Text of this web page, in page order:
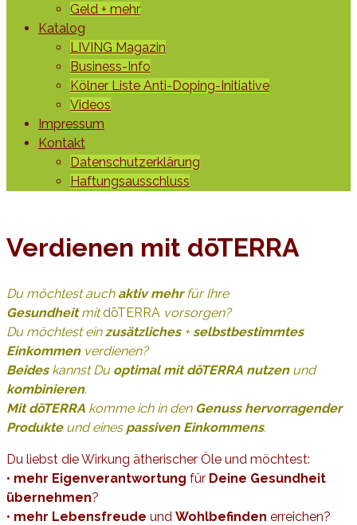
Geld + mehr
Katalog
LIVING Magazin
Business-Info
Kölner Liste Anti-Doping-Initiative
Videos
Impressum
Kontakt
Datenschutzerklärung
Haftungsausschluss
Verdienen mit dōTERRA
Du möchtest auch aktiv mehrfür Ihre
Gesundheitmit dōTERRA vorsorgen?
Du möchtest ein zusätzliches+selbstbestimmtes
Einkommen verdienen?
Beideskannst Du optimal mit dōTERRA nutzen und
kombinieren.
MitdōTERRA komme ich in den Genuss hervorragender
Produkteund eines passiven Einkommens.
Du liebst die Wirkung ätherischer Öle und möchtest:
• mehr Eigenverantwortung für Deine Gesundheit
übernehmen?
• mehr Lebensfreude und Wohlbefinden erreichen?